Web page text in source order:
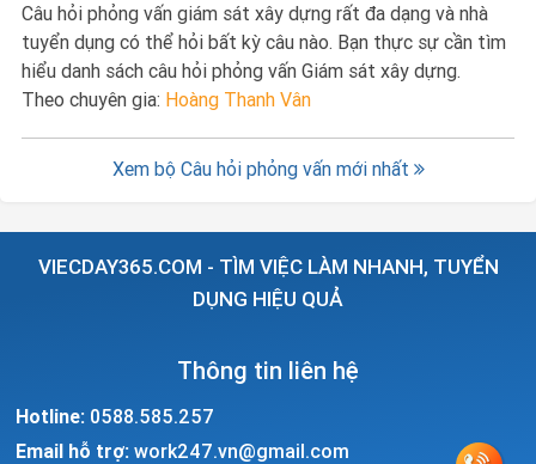
Câu hỏi phỏng vấn giám sát xây dựng rất đa dạng và nhà
tuyển dụng có thể hỏi bất kỳ câu nào. Bạn thực sự cần tìm
hiểu danh sách câu hỏi phỏng vấn Giám sát xây dựng.
Theo chuyên gia: Hoàng Thanh Vân
Xem bộ Câu hỏi phỏng vấn mới nhất
VIECDAY365.COM - TÌM VIỆC LÀM NHANH, TUYỂN
DỤNG HIỆU QUẢ
Thông tin liên hệ
Hotline: 0588.585.257
Email hỗ trợ: work247.vn@gmail.com